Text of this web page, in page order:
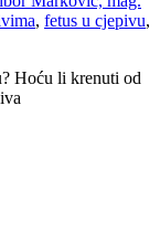
, fetus u cjepivu,
Hoću li krenuti od